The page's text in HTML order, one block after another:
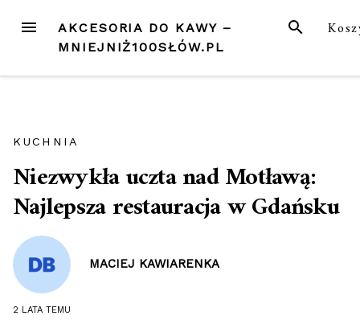
MENU SZUKAJ
AKCESORIA DO KAWY –
MNIEJNIŻ100SŁÓW.PL
KUCHNIA
Niezwykła uczta nad Motławą:
Najlepsza restauracja w Gdańsku
MACIEJ KAWIARENKA
2 LATA TEMU